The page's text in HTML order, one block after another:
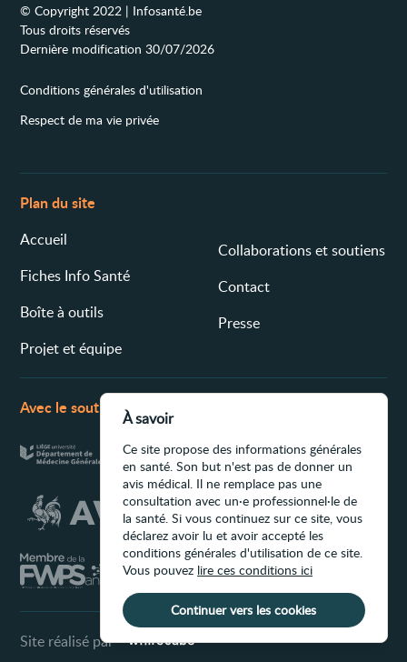
© Copyright 2022 | Infosanté.be
Tous droits réservés
Dernière modification 30/07/2026
Conditions générales d'utilisation
Respect de ma vie privée
Plan du site
Accueil
Fiches Info Santé
Boîte à outils
Projet et équipe
Collaborations et soutiens
Contact
Presse
Avec le soutien de
Site réalisé par
À savoir
Ce site propose des informations générales
en santé. Son but n'est pas de donner un
avis médical. Il ne remplace pas une
consultation avec un·e professionnel·le de
la santé. Si vous continuez sur ce site, vous
déclarez avoir lu et avoir accepté les
conditions générales d'utilisation de ce site.
Vous pouvez lire ces conditions ici
Continuer vers les cookies